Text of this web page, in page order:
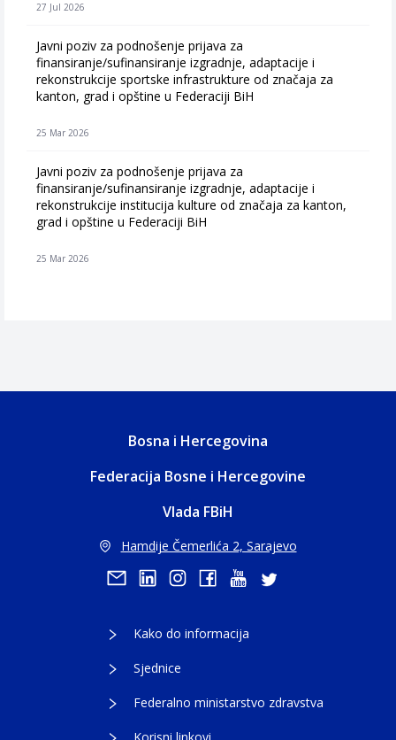
27 Jul 2026
Javni poziv za podnošenje prijava za
finansiranje/sufinansiranje izgradnje, adaptacije i
rekonstrukcije sportske infrastrukture od značaja za
kanton, grad i opštine u Federaciji BiH
25 Mar 2026
Javni poziv za podnošenje prijava za
finansiranje/sufinansiranje izgradnje, adaptacije i
rekonstrukcije institucija kulture od značaja za kanton,
grad i opštine u Federaciji BiH
25 Mar 2026
Bosna i Hercegovina
Federacija Bosne i Hercegovine
Vlada FBiH
Hamdije Čemerlića 2, Sarajevo
Kako do informacija
Sjednice
Federalno ministarstvo zdravstva